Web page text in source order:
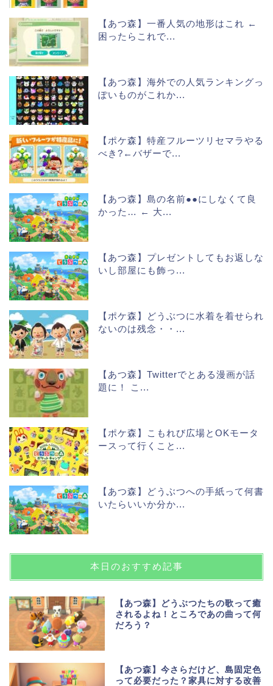
【あつ森】一番人気の地形はこれ ←
困ったらこれで...
【あつ森】海外での人気ランキングっ
ぽいものがこれか...
【ポケ森】特産フルーツリセマラやる
べき?←バザーで...
【あつ森】島の名前●●にしなくて良
かった… ← 大...
【あつ森】プレゼントしてもお返しな
いし部屋にも飾っ...
【ポケ森】どうぶつに水着を着せられ
ないのは残念・・...
【あつ森】Twitterでとある漫画が話
題に！ こ...
【ポケ森】こもれび広場とOKモータ
ースって行くこと...
【あつ森】どうぶつへの手紙って何書
いたらいいか分か...
本日のおすすめ記事
【あつ森】どうぶつたちの歌って癒
されるよね！ところであの曲って何
だろう？
【あつ森】今さらだけど、島固定色
って必要だった？家具に対する改善